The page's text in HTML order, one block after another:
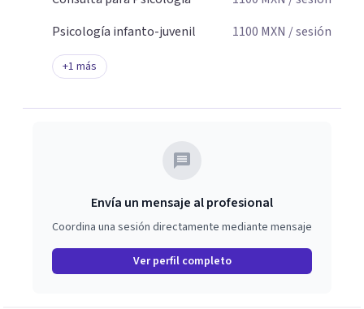
Psicología infanto-juvenil
1100 MXN / sesión
+1 más
Envía un mensaje al profesional
Coordina una sesión directamente mediante mensaje
Ver perfil completo